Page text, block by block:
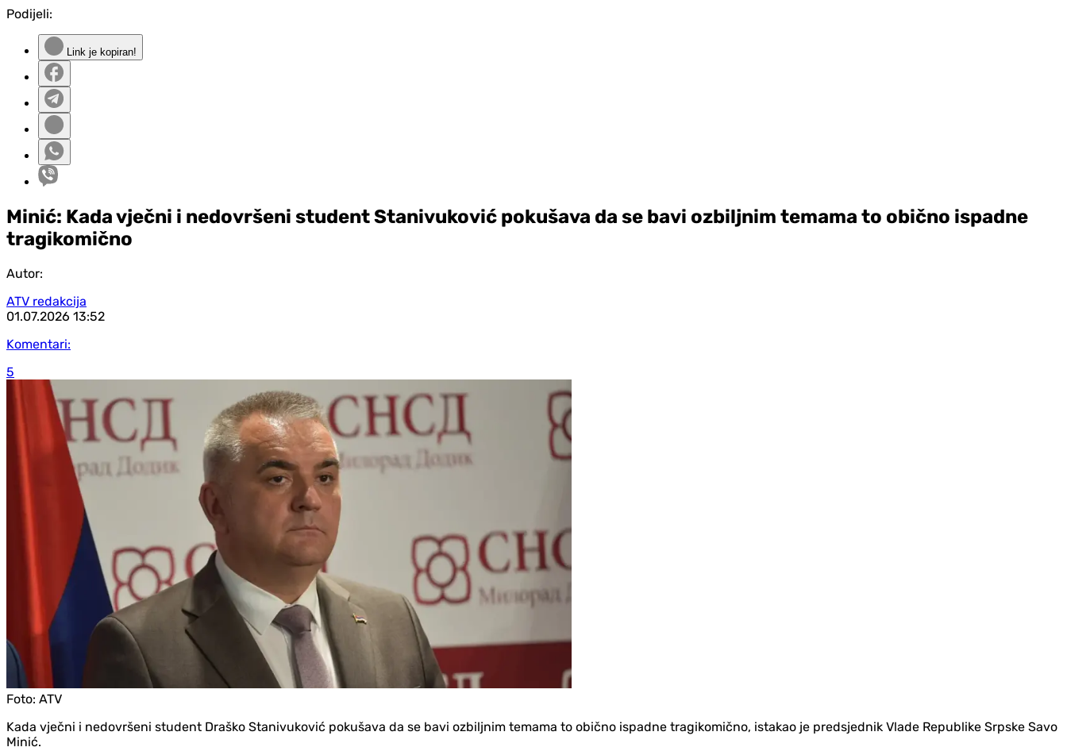
Podijeli:
Link je kopiran!
Minić: Kada vječni i nedovršeni student Stanivuković pokušava da se bavi ozbiljnim temama to obično ispadne
tragikomično
Autor:
ATV redakcija
01.07.2026 13:52
Komentari:
5
Foto: ATV
Kada vječni i nedovršeni student Draško Stanivuković pokušava da se bavi ozbiljnim temama to obično ispadne tragikomično, istakao je predsjednik Vlade Republike Srpske Savo
Minić.